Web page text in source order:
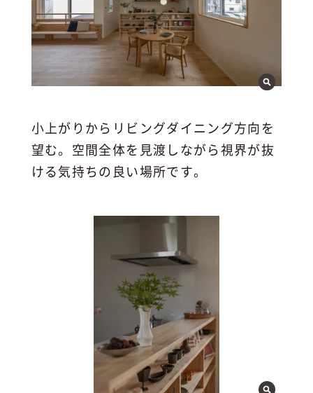
小上がりからリビングダイニング方向を
望む。空間全体を見渡しながら視界が抜
ける気持ちの良い場所です。